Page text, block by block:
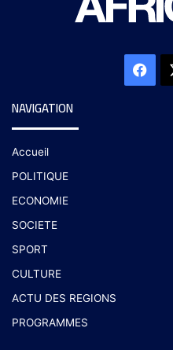
NAVIGATION
Accueil
POLITIQUE
ECONOMIE
SOCIETE
SPORT
CULTURE
ACTU DES REGIONS
PROGRAMMES